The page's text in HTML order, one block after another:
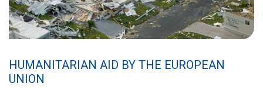
HUMANITARIAN AID BY THE EUROPEAN
UNION